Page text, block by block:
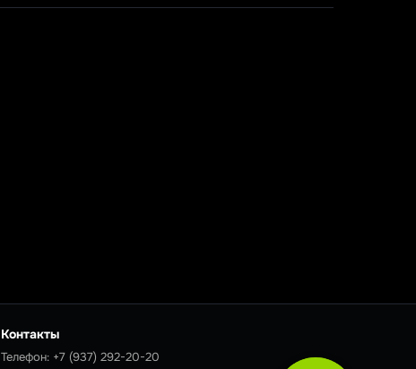
Контакты
Телефон: +7 (937) 292-20-20